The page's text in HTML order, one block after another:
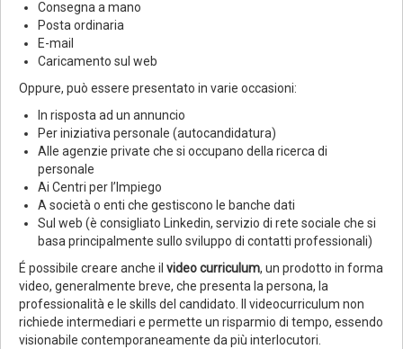
Consegna a mano
Posta ordinaria
E-mail
Caricamento sul web
Oppure, può essere presentato in varie occasioni:
In risposta ad un annuncio
Per iniziativa personale (autocandidatura)
Alle agenzie private che si occupano della ricerca di
personale
Ai Centri per l’Impiego
A società o enti che gestiscono le banche dati
Sul web (è consigliato Linkedin, servizio di rete sociale che si
basa principalmente sullo sviluppo di contatti professionali)
É possibile creare anche il video curriculum, un prodotto in forma
video, generalmente breve, che presenta la persona, la
professionalità e le skills del candidato. Il videocurriculum non
richiede intermediari e permette un risparmio di tempo, essendo
visionabile contemporaneamente da più interlocutori.